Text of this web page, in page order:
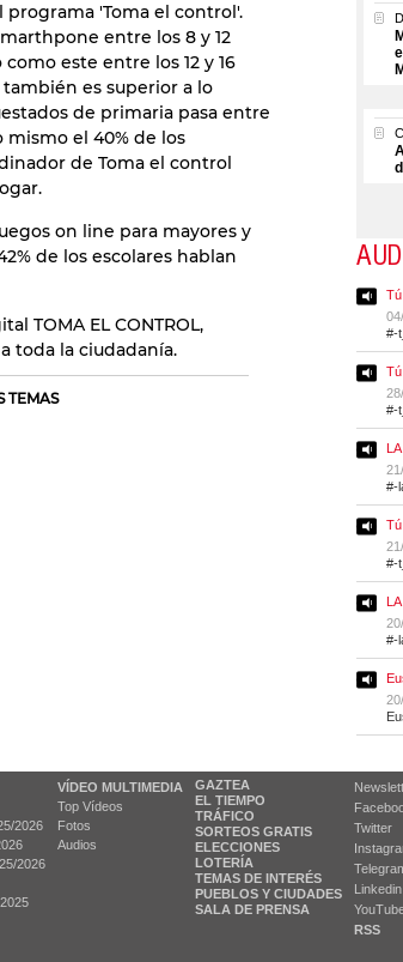
'Toma el control'.
entre los 8 y 12
este entre los 12 y 16
es superior a lo
de primaria pasa entre
mismo el 40% de los
de Toma el control
on line para mayores y
de los escolares hablan
TOMA EL CONTROL,
toda la ciudadanía.
TEMAS
#-
#-
#-
#-
#-
2026
2026
VÍDEO MULTIMEDIA
Top Vídeos
Fotos
Audios
GAZTEA
EL TIEMPO
TRÁFICO
SORTEOS GRATIS
ELECCIONES
LOTERÍA
TEMAS DE INTERÉS
PUEBLOS Y CIUDADES
SALA DE PRENSA
Twitter
Linkedin
RSS